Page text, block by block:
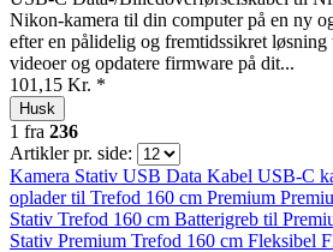
Nikon-kamera til din computer på en ny
efter en pålidelig og fremtidssikret
videoer og opdatere firmware på dit...
101,15 Kr. *
Husk
1 fra 236
Artikler pr. side:
Kamera Stativ USB Data Kabel USB-C
oplader til Trefod 160 cm Premium
Stativ Trefod 160 cm Batterigreb til
Stativ Premium Trefod 160 cm Fleksibel